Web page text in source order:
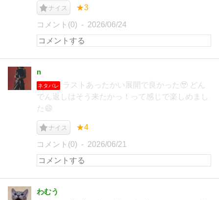
ナイス ★3
コメント(0) 2026/06/24
n
ネタバレ
ラストあったかい展開で良かった🥹 どん
でん返しはそう来たかっ！って感じで楽しめまし
た😄
ナイス ★4
コメント(0) 2026/06/21
わむう